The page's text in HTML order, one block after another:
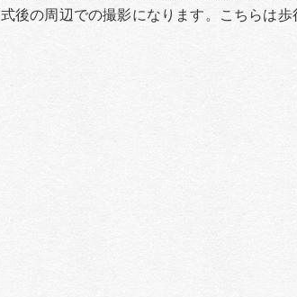
後の周辺での撮影になります。こちらは